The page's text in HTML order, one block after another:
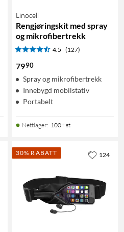
Linocell
Rengjøringskit med spray
og mikrofibertrekk
4.5 (127)
7990
Spray og mikrofibertrekk
Innebygd mobilstativ
Portabelt
Nettlager: 100+ st
30% RABATT 124